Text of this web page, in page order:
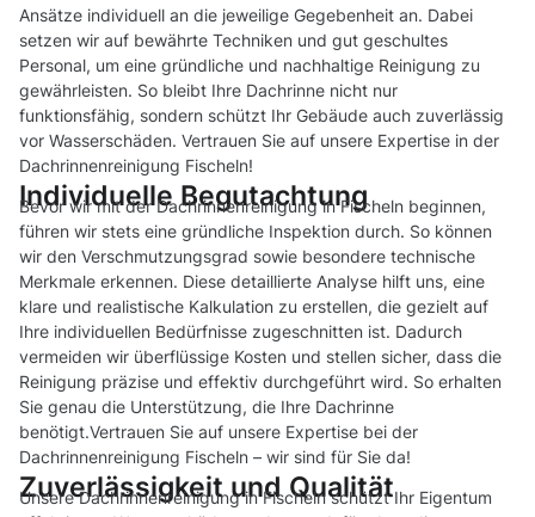
Ansätze individuell an die jeweilige Gegebenheit an. Dabei
setzen wir auf bewährte Techniken und gut geschultes
Personal, um eine gründliche und nachhaltige Reinigung zu
gewährleisten. So bleibt Ihre Dachrinne nicht nur
funktionsfähig, sondern schützt Ihr Gebäude auch zuverlässig
vor Wasserschäden. Vertrauen Sie auf unsere Expertise in der
Dachrinnenreinigung Fischeln!
Individuelle Begutachtung
Bevor wir mit der Dachrinnenreinigung in Fischeln beginnen,
führen wir stets eine gründliche Inspektion durch. So können
wir den Verschmutzungsgrad sowie besondere technische
Merkmale erkennen. Diese detaillierte Analyse hilft uns, eine
klare und realistische Kalkulation zu erstellen, die gezielt auf
Ihre individuellen Bedürfnisse zugeschnitten ist. Dadurch
vermeiden wir überflüssige Kosten und stellen sicher, dass die
Reinigung präzise und effektiv durchgeführt wird. So erhalten
Sie genau die Unterstützung, die Ihre Dachrinne
benötigt.Vertrauen Sie auf unsere Expertise bei der
Dachrinnenreinigung Fischeln – wir sind für Sie da!
Zuverlässigkeit und Qualität
Unsere Dachrinnenreinigung in Fischeln schützt Ihr Eigentum